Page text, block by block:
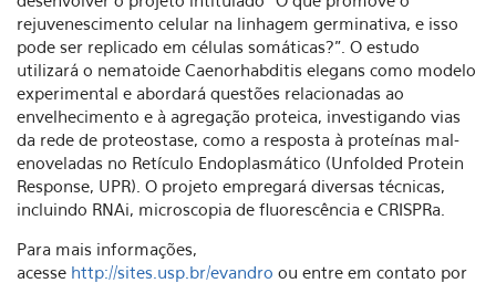
rejuvenescimento celular na linhagem germinativa, e isso
pode ser replicado em células somáticas?". O estudo
utilizará o nematoide Caenorhabditis elegans como modelo
experimental e abordará questões relacionadas ao
envelhecimento e à agregação proteica, investigando vias
da rede de proteostase, como a resposta à proteínas mal-
enoveladas no Retículo Endoplasmático (Unfolded Protein
Response, UPR). O projeto empregará diversas técnicas,
incluindo RNAi, microscopia de fluorescência e CRISPRa.
Para mais informações,
acesse http://sites.usp.br/evandro ou entre em contato por